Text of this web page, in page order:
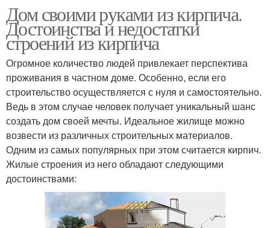
Дом своими руками из кирпича.
Достоинства и недостатки
строений из кирпича
Огромное количество людей привлекает перспектива
проживания в частном доме. Особенно, если его
строительство осуществляется с нуля и самостоятельно.
Ведь в этом случае человек получает уникальный шанс
создать дом своей мечты. Идеальное жилище можно
возвести из различных строительных материалов.
Одним из самых популярных при этом считается кирпич.
Жилые строения из него обладают следующими
достоинствами: